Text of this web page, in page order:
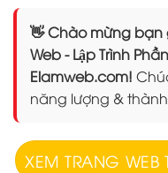
👋 Chào mừng bạn
Web - Lập Trình
Elamweb.com!
năng lượng &
XEM TRANG WEB